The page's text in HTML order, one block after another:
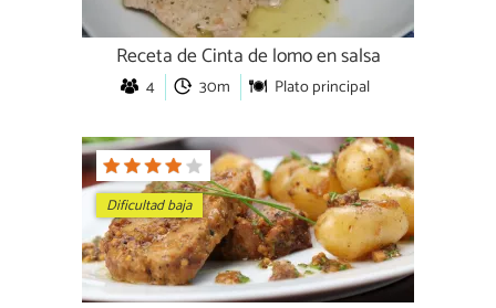
Receta de Cinta de lomo en salsa
4 30m Plato principal
Dificultad baja